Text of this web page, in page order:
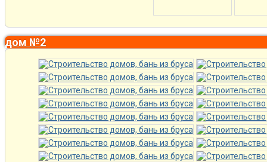
дом №2